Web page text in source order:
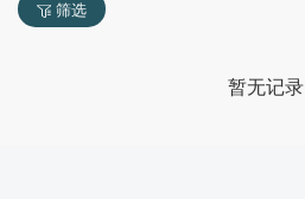
筛选
暂无记录